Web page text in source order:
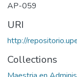
AP-059
URI
http://
Collections